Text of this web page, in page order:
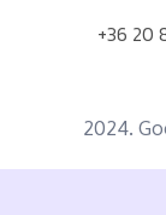
+36
2024.